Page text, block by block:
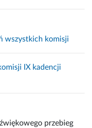
wszystkich komisji
IX kadencji
przebieg